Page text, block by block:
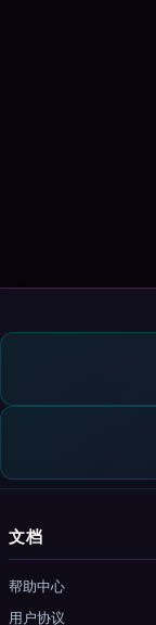
文档
帮助中心
用户协议